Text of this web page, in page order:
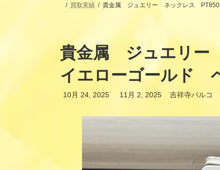
買取実績 貴金属 ジュエリー ネックレス
貴金属 ジュエリ
イエローゴールド
10月 24, 2025
最
11月 2, 2025 吉祥寺パルコ